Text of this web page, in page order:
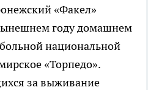
«Факел»
году домашнем
национальной
«Торпедо».
за выживание